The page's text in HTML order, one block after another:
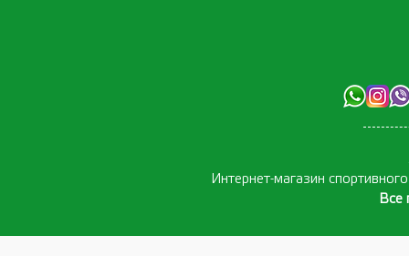
Интернет-магазин
Все